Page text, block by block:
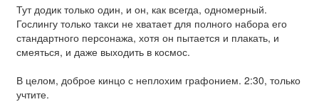
Тут додик только один, и он, как всегда, одномерный.
Гослингу только такси не хватает для полного набора его
стандартного персонажа, хотя он пытается и плакать, и
смеяться, и даже выходить в космос.
В целом, доброе кинцо с неплохим графонием. 2:30, только
учтите.